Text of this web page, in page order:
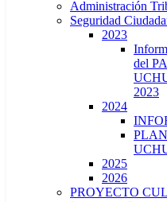
Administración
Seguridad
2023
del
2023
2024
2025
2026
PROYECTO